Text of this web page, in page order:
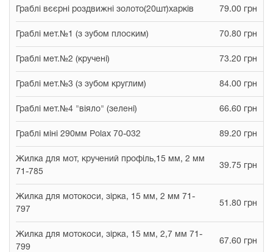
Граблі вєєрні роздвижні золото(20шт)харків 79.00 грн
Граблі мет.№1 (з зубом плоским) 70.80 грн
Граблі мет.№2 (кручені) 73.20 грн
Граблі мет.№3 (з зубом круглим) 84.00 грн
Граблі мет.№4 "віяло" (зелені) 66.60 грн
Граблі міні 290мм Polax 70-032 89.20 грн
Жилка для мот, кручений профіль,15 мм, 2 мм
71-785
39.75 грн
Жилка для мотокоси, зірка, 15 мм, 2 мм 71-
797
51.80 грн
Жилка для мотокоси, зірка, 15 мм, 2,7 мм 71-
799
67.60 грн